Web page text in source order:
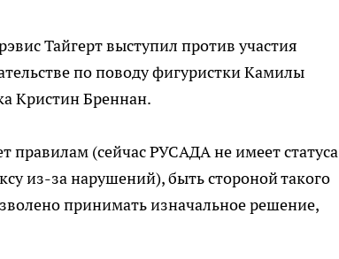
Тайгерт выступил против участия
по поводу фигуристки Камилы
Кристин Бреннан.
правилам (сейчас РУСАДА не имеет статуса
из-за нарушений), быть стороной такого
принимать изначальное решение,